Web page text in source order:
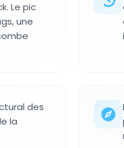
Le pic
une
des
la